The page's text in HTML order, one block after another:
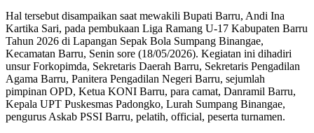
Hal tersebut disampaikan saat mewakili Bupati Barru, Andi Ina
Kartika Sari, pada pembukaan Liga Ramang U-17 Kabupaten Barru
Tahun 2026 di Lapangan Sepak Bola Sumpang Binangae,
Kecamatan Barru, Senin sore (18/05/2026). Kegiatan ini dihadiri
unsur Forkopimda, Sekretaris Daerah Barru, Sekretaris Pengadilan
Agama Barru, Panitera Pengadilan Negeri Barru, sejumlah
pimpinan OPD, Ketua KONI Barru, para camat, Danramil Barru,
Kepala UPT Puskesmas Padongko, Lurah Sumpang Binangae,
pengurus Askab PSSI Barru, pelatih, official, peserta turnamen.